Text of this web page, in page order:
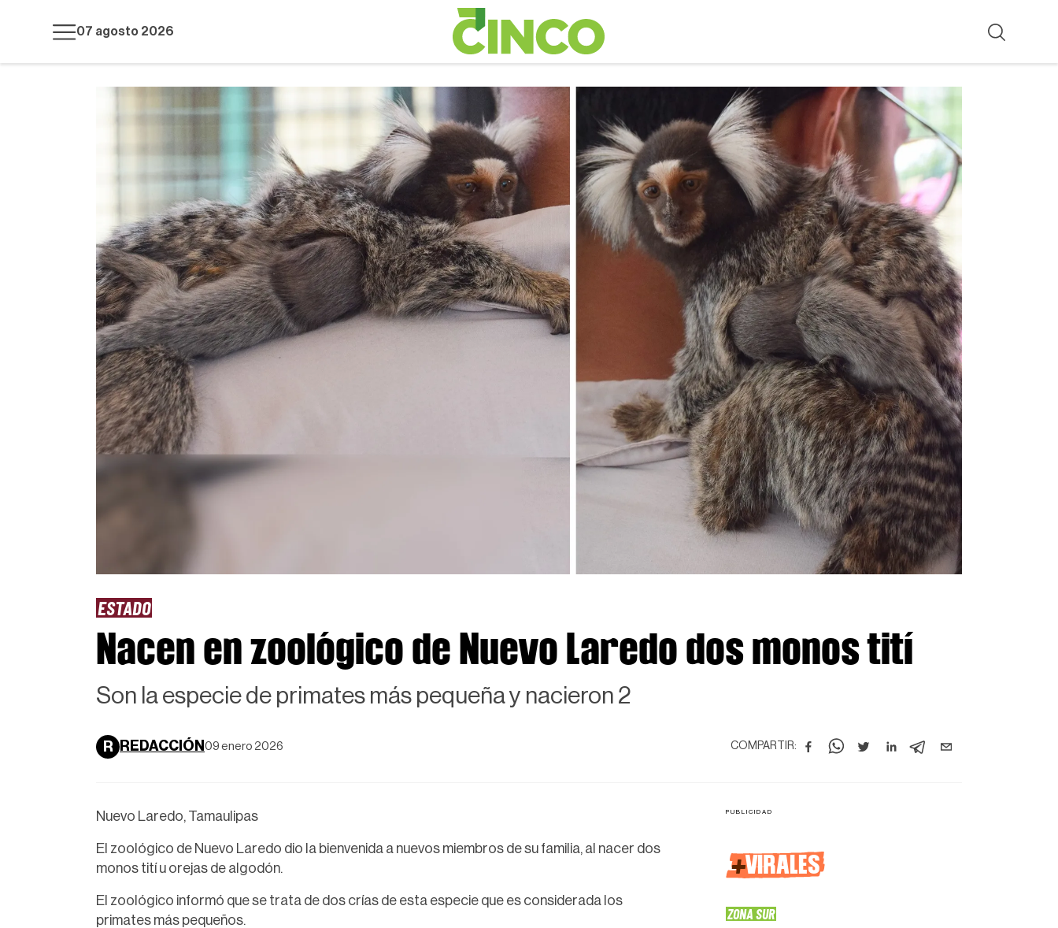
07 agosto 2026
ESTADO
Nacen en zoológico de Nuevo Laredo dos monos tití
Son la especie de primates más pequeña y nacieron 2
R REDACCIÓN 09 enero 2026 COMPARTIR:
Nuevo Laredo, Tamaulipas
El zoológico de Nuevo Laredo dio la bienvenida a nuevos miembros de su familia, al nacer dos
monos tití u orejas de algodón.
El zoológico informó que se trata de dos crías de esta especie que es considerada los
primates más pequeños.
+VIRALES
ZONA SUR